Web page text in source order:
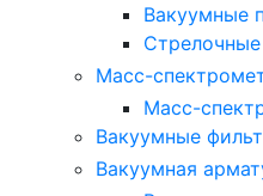
Вакуумные
Масс-
Масс-
Вакуумные
Вакуумная